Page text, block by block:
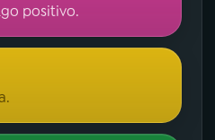
positivo.